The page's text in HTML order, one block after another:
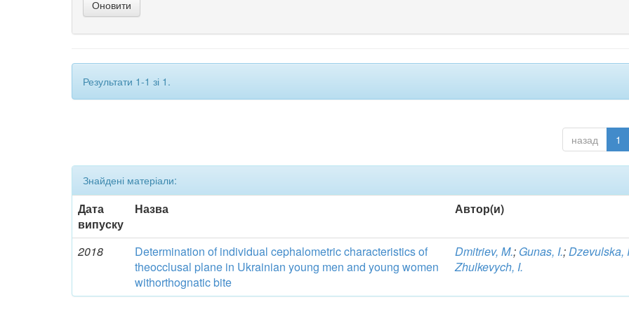
Результати 1-1 зі 1.
назад 1
Знайдені матеріали:
Дата
випуску
Назва Автор(и)
2018
Determination of individual cephalometric characteristics of
theocclusal plane in Ukrainian young men and young women
withorthognatic bite
Dmitriev, M.; Gunas, I.;Dzevulska,
Zhulkevych, I.